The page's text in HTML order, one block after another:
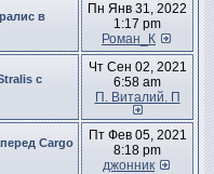
в
Пн Янв 31, 2022
1:17 pm
Роман_К
с
Чт Сен 02, 2021
6:58 am
П. Виталий. П
Cargo
Пт Фев 05, 2021
8:18 pm
джонник